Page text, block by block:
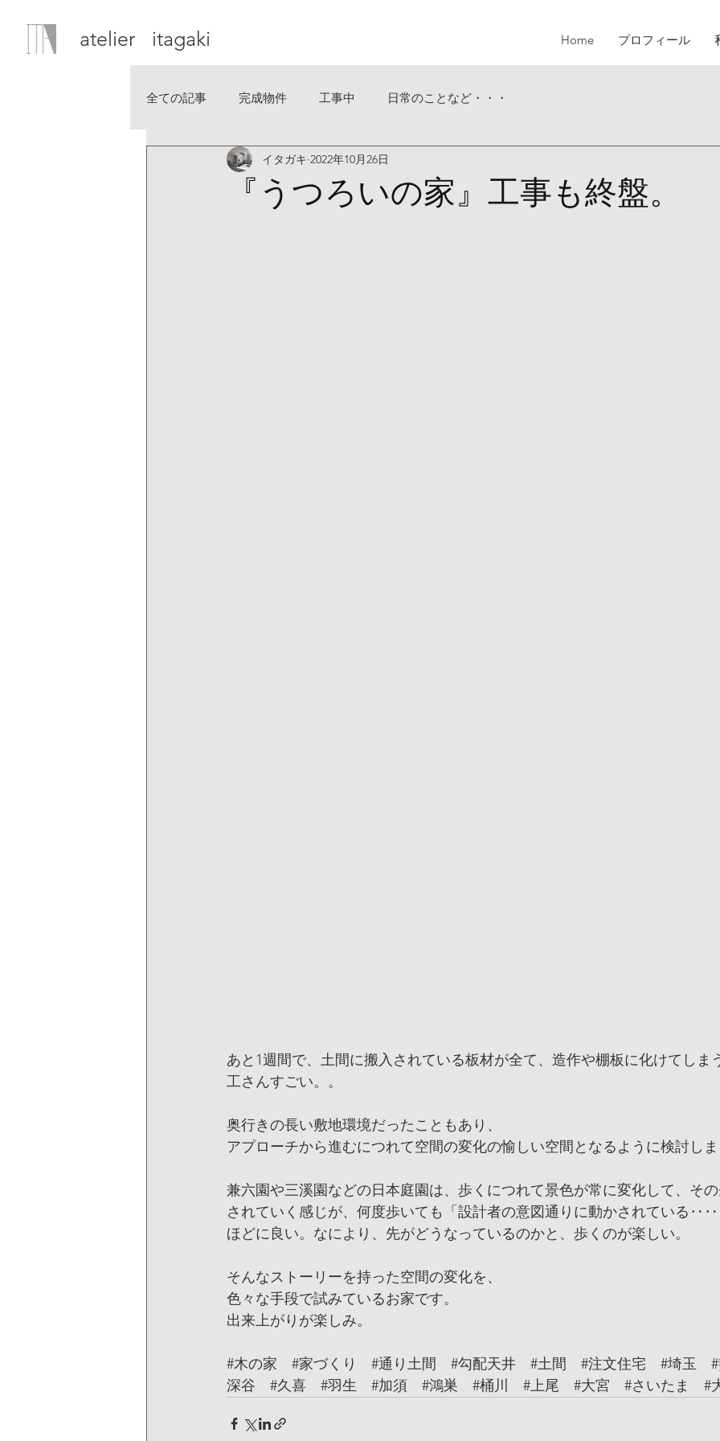
atelier itagaki Home プロフィール
全ての記事 完成物件 工事中 日常のことなど・・・
『うつろいの家』工事も終盤。
イタガキ 2022年10月26日
あと1週間で、土間に搬入されている板材が全て、造作や棚板に化けてしま
工さんすごい。。
奥行きの長い敷地環境だったこともあり、
アプローチから進むにつれて空間の変化の愉しい空間となるように検討しま
兼六園や三溪園などの日本庭園は、歩くにつれて景色が常に変化して、そ
されていく感じが、何度歩いても「設計者の意図通りに動かされている
ほどに良い。なにより、先がどうなっているのかと、歩くのが楽しい。
そんなストーリーを持った空間の変化を、
色々な手段で試みているお家です。
出来上がりが楽しみ。
#木の家 #家づくり #通り土間 #勾配天井 #土間 #注文住宅 #埼玉
深谷
#久喜 #羽生 #加須 #鴻巣 #桶川 #上尾 #大宮 #さいたま #